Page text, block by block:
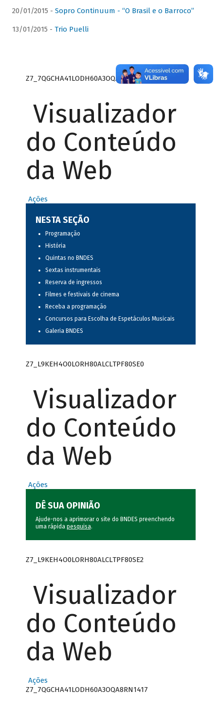
20/01/2015 - Sopro Continuum - “O Brasil e o Barroco”
13/01/2015 - Trio Puelli
Z7_7QGCHA41LODH60A3OQA8RN1415
Visualizador
do Conteúdo
da Web
Ações
NESTA SEÇÃO
Programação
História
Quintas no BNDES
Sextas instrumentais
Reserva de ingressos
Filmes e festivais de cinema
Receba a programação
Concursos para Escolha de Espetáculos Musicais
Galeria BNDES
Z7_L9KEH4O0LORH80ALCLTPF80SE0
Visualizador
do Conteúdo
da Web
Ações
DÊ SUA OPINIÃO
Ajude-nos a aprimorar o site do BNDES preenchendo
uma rápida pesquisa.
Z7_L9KEH4O0LORH80ALCLTPF80SE2
Visualizador
do Conteúdo
da Web
Ações
Z7_7QGCHA41LODH60A3OQA8RN1417